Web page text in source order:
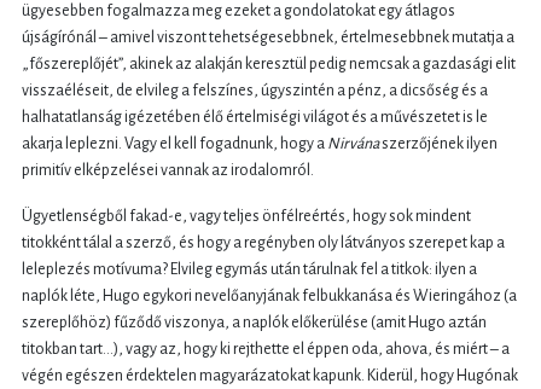
ügyesebben fogalmazza meg ezeket a gondolatokat egy átlagos
újságírónál – amivel viszont tehetségesebbnek, értelmesebbnek mutatja a
„főszereplőjét”, akinek az alakján keresztül pedig nemcsak a gazdasági elit
visszaéléseit, de elvileg a felszínes, úgyszintén a pénz, a dicsőség és a
halhatatlanság igézetében élő értelmiségi világot és a művészetet is le
akarja leplezni. Vagy el kell fogadnunk, hogy a Nirvánaszerzőjének ilyen
primitív elképzelései vannak az irodalomról.
Ügyetlenségből fakad-e, vagy teljes önfélreértés, hogy sok mindent
titokként tálal a szerző, és hogy a regényben oly látványos szerepet kap a
leleplezés motívuma? Elvileg egymás után tárulnak fel a titkok: ilyen a
naplók léte, Hugo egykori nevelőanyjának felbukkanása és Wieringához (a
szereplőhöz) fűződő viszonya, a naplók előkerülése (amit Hugo aztán
titokban tart…), vagy az, hogy ki rejthette el éppen oda, ahova, és miért – a
végén egészen érdektelen magyarázatokat kapunk. Kiderül, hogy Hugónak